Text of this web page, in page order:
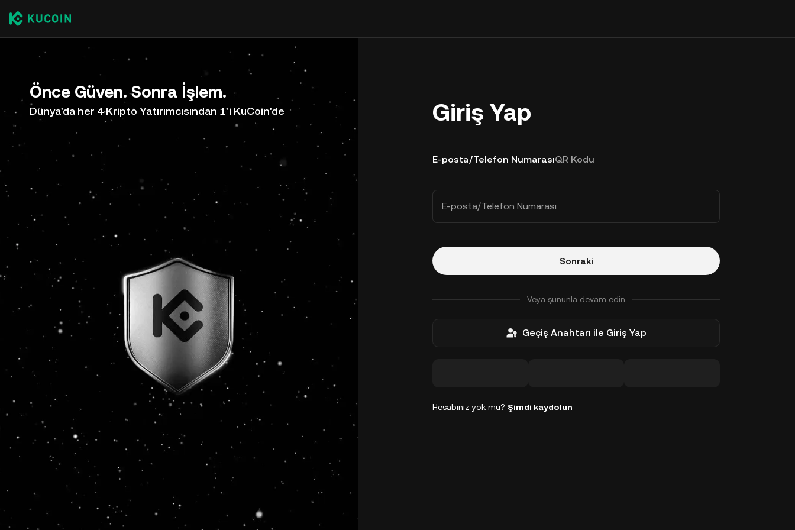
Önce Güven. Sonra İşlem.
Dünya'da her 4 Kripto Yatırımcısından 1'i KuCoin'de Giriş Yap
E-posta/Telefon NumarasıQR Kodu
E-posta/Telefon Numarası
Sonraki
Veya şununla devam edin
Geçiş Anahtarı ile Giriş Yap
Hesabınız yok mu? Şimdi kaydolun